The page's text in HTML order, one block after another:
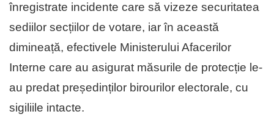
înregistrate incidente care să vizeze securitatea
sediilor secțiilor de votare, iar în această
dimineață, efectivele Ministerului Afacerilor
Interne care au asigurat măsurile de protecție le-
au predat președinților birourilor electorale, cu
sigiliile intacte.